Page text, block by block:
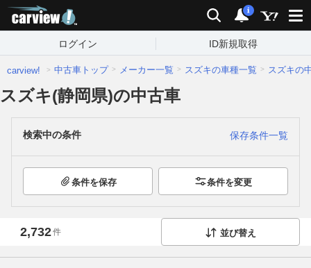
検索 通知
i
ログイン ID新規取得
carview! 中古車トップ メーカー一覧 スズキの車種一覧 スズキの
スズキ(静岡県)の中古車
検索中の条件 保存条件一覧
条件を保存 条件を変更
2,732件 並び替え